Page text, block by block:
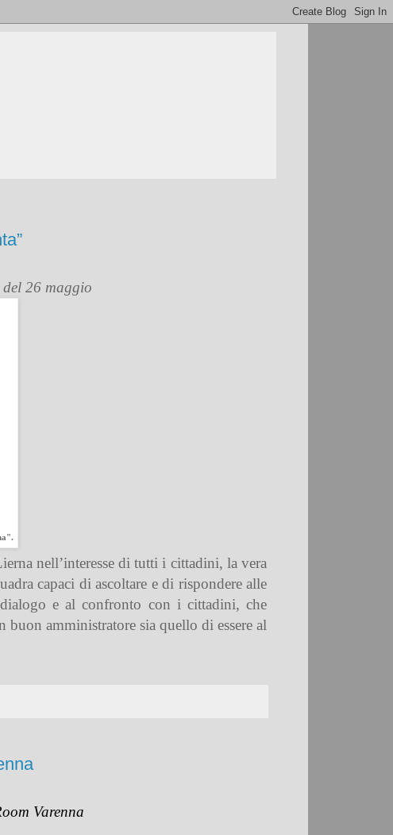
26 maggio
nell’interesse di tutti i cittadini, la vera
capaci di ascoltare e di rispondere alle
e al confronto con i cittadini, che
amministratore sia quello di essere al
Varenna